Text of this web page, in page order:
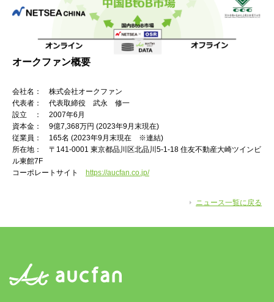
オークファン概要
会社名： 株式会社オークファン
代表者： 代表取締役 武永 修一
設立 ： 2007年6月
資本金： 9億7,368万円 (2023年9月末現在)
従業員： 165名 (2023年9月末現在 ※連結)
所在地： 〒141-0001 東京都品川区北品川5-1-18 住友不動産大崎ツインビ
ル東館7F
コーポレートサイト
https://aucfan.co.jp/
ニュース一覧に戻る